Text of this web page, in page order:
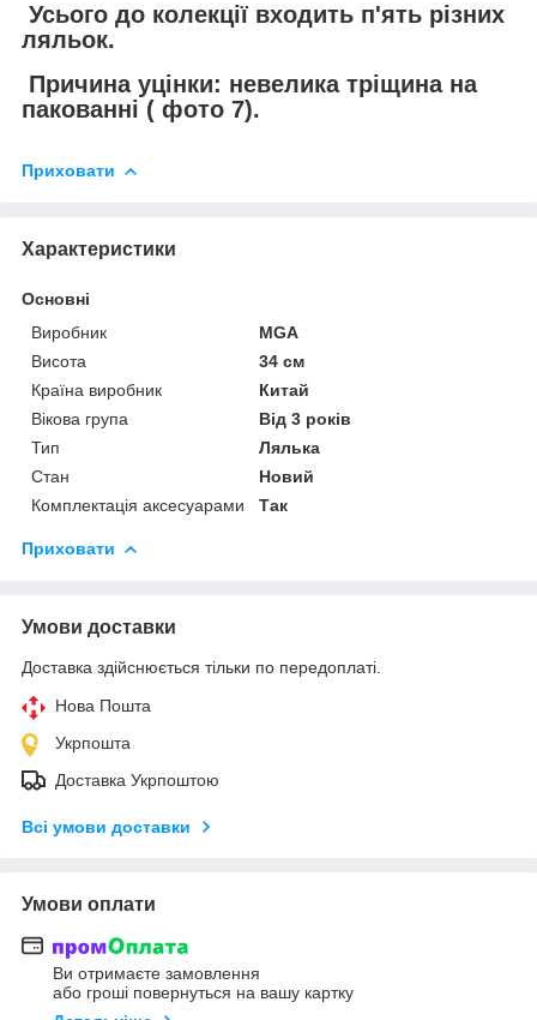
Усього до колекції входить п'ять різних
ляльок.
Причина уцінки: невелика тріщина на
пакованні ( фото 7).
Приховати
Характеристики
Основні
Виробник
MGA
Висота
34 см
Країна виробник
Китай
Вікова група
Від 3 років
Тип
Лялька
Стан
Новий
Комплектація аксесуарами
Так
Приховати
Умови доставки
Доставка здійснюється тільки по передоплаті.
Нова Пошта
Укрпошта
Доставка Укрпоштою
Всі умови доставки
Умови оплати
Ви отримаєте замовлення
або гроші повернуться на вашу картку